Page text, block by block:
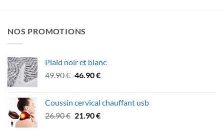
NOS PROMOTIONS
Plaid noir et blanc
49.90€ Le
était :
49.90 €.
46.90€Le
est :
46.90 €.
Coussin cervical chauffant usb
26.90€ Le
21.90€Le